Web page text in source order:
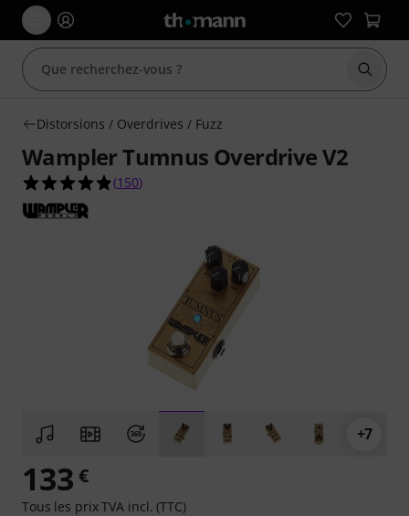
Distorsions / Overdrives / Fuzz
Wampler Tumnus Overdrive V2
4.8 étoiles sur 5 d'après 150 évaluations clients
(150)
+7
133 €
Tous les prix TVA incl. (TTC)